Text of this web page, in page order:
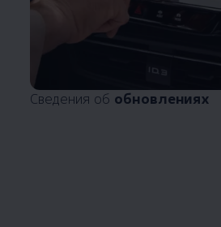
Сведения об обновлениях